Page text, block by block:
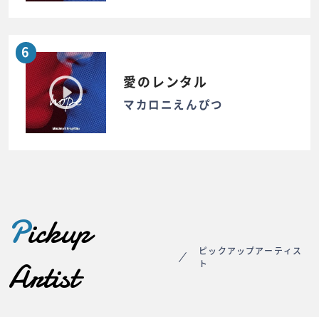
6
愛のレンタル
マカロニえんぴつ
Pickup
Artist
ピックアップアーティス
ト